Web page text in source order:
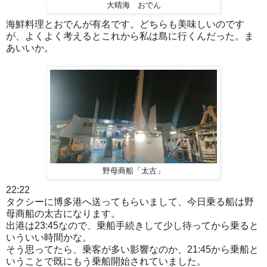
大晴海 おでん
海鮮料理とおでんが有名です。どちらも美味しいのです
が、よくよく考えるとこれから私は島に行くんだった。ま
あいいか。
野母商船「太古」
22:22
タクシーに博多港へ送ってもらいまして、今日乗る船は野
母商船の太古になります。
出港は23:45なので、乗船手続きして少し待ってから乗ると
いういい時間かな。
そう思ってたら、乗客が多い影響なのか、21:45から乗船と
いうことで既にもう乗船開始されていました。